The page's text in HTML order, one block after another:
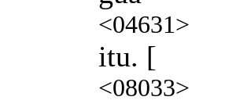
<04631>
itu. [
<08033>